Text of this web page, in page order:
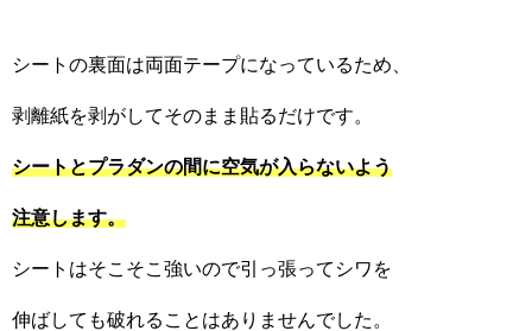
シートの裏面は両面テープになっているため、
剥離紙を剥がしてそのまま貼るだけです。
シートとプラダンの間に空気が入らないよう
注意します。
シートはそこそこ強いので引っ張ってシワを
伸ばしても破れることはありませんでした。